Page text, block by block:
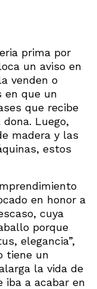
prima por
un aviso en
venden o
en que un
que recibe
Luego,
madera y las
estos
en honor a
cuya
porque
elegancia”,
tiene un
la vida de
iba a acabar en